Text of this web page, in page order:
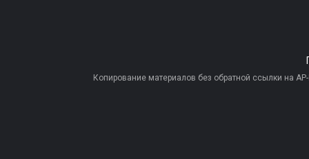
Копирование материалов без обратной ссылки на